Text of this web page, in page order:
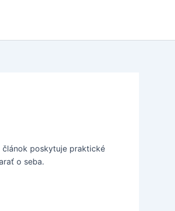
článok poskytuje praktické
o seba.